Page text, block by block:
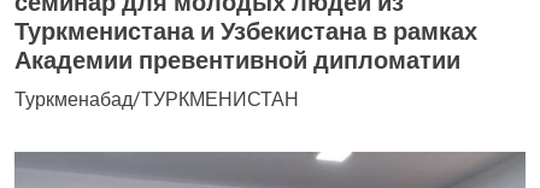
Туркменистана и Узбекистана в рамках
Академии превентивной дипломатии
Туркменабад/ТУРКМЕНИСТАН